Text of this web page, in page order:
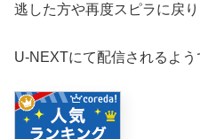
逃した方や再度スピラに戻
U-NEXTにて配信されるよう